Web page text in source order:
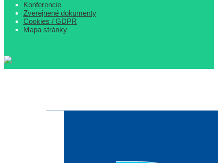
Konferencie
Zverejnené dokumenty
Cookies / GDPR
Mapa stránky